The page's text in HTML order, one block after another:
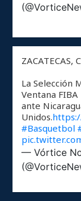
ZACATECAS,
La Selección
Ventana
ante
Unidos.
#Basquetbol
— Vórtice